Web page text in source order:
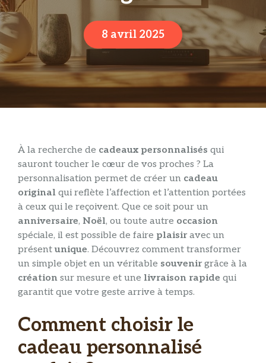
8 avril 2025
À la recherche de cadeaux personnalisés qui
sauront toucher le cœur de vos proches ? La
personnalisation permet de créer un cadeau
original qui reflète l’affection et l’attention portées
à ceux qui le reçoivent. Que ce soit pour un
anniversaire, Noël, ou toute autre occasion
spéciale, il est possible de faire plaisiravec un
présentunique. Découvrez comment transformer
un simple objet en un véritable souvenirgrâce à la
création sur mesure et une livraison rapide qui
garantit que votre geste arrive à temps.
Comment choisir le
cadeau personnalisé